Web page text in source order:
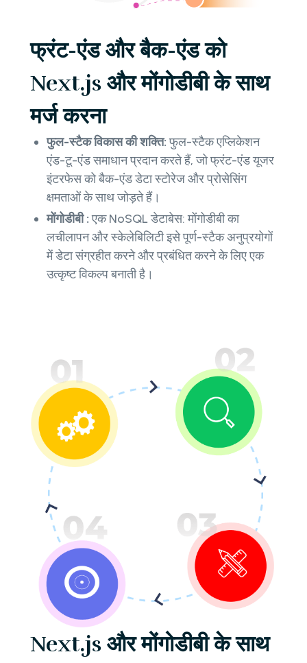
फ्रंट-एंड और बैक-एंड को
Next.js और मोंगोडीबी के साथ
मर्ज करना
फुल-स्टैक विकास की शक्ति:फुल-स्टैक एप्लिकेशन
एंड-टू-एंड समाधान प्रदान करते हैं, जो फ्रंट-एंड यूजर
इंटरफेस को बैक-एंड डेटा स्टोरेज और प्रोसेसिंग
क्षमताओं के साथ जोड़ते हैं।
मोंगोडीबी :एक NoSQL डेटाबेस: मोंगोडीबी का
लचीलापन और स्केलेबिलिटी इसे पूर्ण-स्टैक अनुप्रयोगों
में डेटा संग्रहीत करने और प्रबंधित करने के लिए एक
उत्कृष्ट विकल्प बनाती है।
Next.js और मोंगोडीबी के साथ